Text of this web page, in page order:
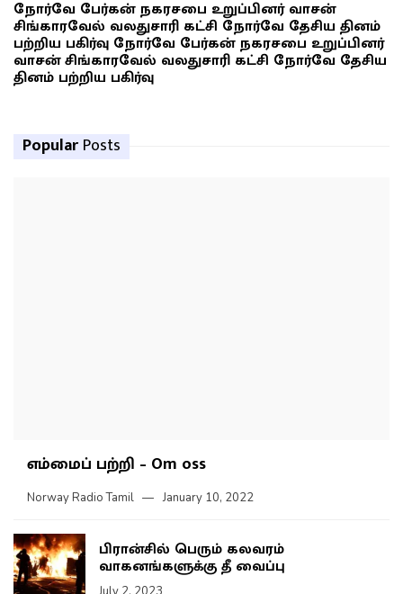
நோர்வே பேர்கன் நகரசபை உறுப்பினர் வாசன்
சிங்காரவேல் வலதுசாரி கட்சி நோர்வே தேசிய தினம்
பற்றிய பகிர்வு நோர்வே பேர்கன் நகரசபை உறுப்பினர்
வாசன் சிங்காரவேல் வலதுசாரி கட்சி நோர்வே தேசிய
தினம் பற்றிய பகிர்வு
Popular Posts
எம்மைப் பற்றி – Om oss
Norway Radio Tamil January 10, 2022
பிரான்சில் பெரும் கலவரம்
வாகனங்களுக்கு தீ வைப்பு